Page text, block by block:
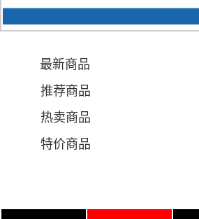
最新商品
推荐商品
热卖商品
特价商品